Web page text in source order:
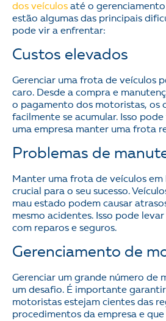
dos veículos até o
estão algumas das principais
pode vir a enfrentar:
Custos elevados
Gerenciar uma frota de veículos
caro. Desde a compra e
o pagamento dos motoristas, os
facilmente se acumular. Isso
uma empresa manter uma frota
Problemas de
Manter uma frota de veículos em
crucial para o seu sucesso.
mau estado podem causar
mesmo acidentes. Isso pode
com reparos e seguros.
Gerenciamento de
Gerenciar um grande número de
um desafio. É importante
motoristas estejam cientes das
procedimentos da empresa e